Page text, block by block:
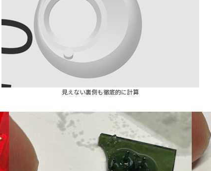
見えない裏側も徹底的に計算